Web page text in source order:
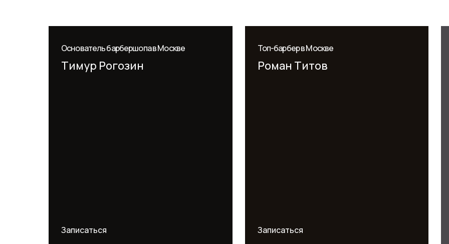
Основатель барбершопа в Москве
Тимур Рогозин
Записаться
Топ-барбер в Москве
Роман Титов
Записаться